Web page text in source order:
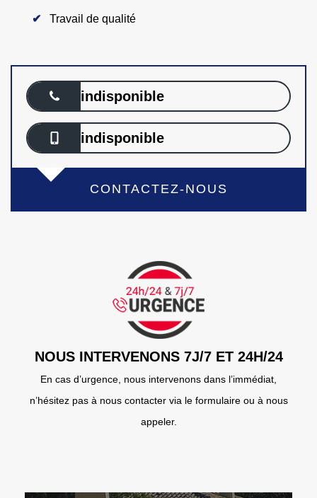
Travail de qualité
indisponible
indisponible
CONTACTEZ-NOUS
NOUS INTERVENONS 7J/7 ET 24H/24
En cas d’urgence, nous intervenons dans l’immédiat,
n’hésitez pas à nous contacter via le formulaire ou à nous
appeler.